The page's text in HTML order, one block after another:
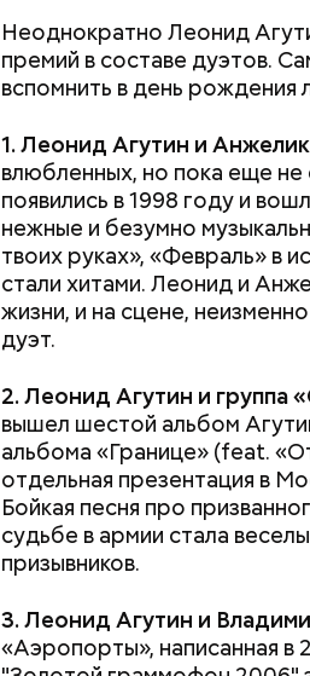
Неоднократно Леонид
премий в составе дуэтов.
вспомнить в день рождения
1. Леонид Агутин и
влюбленных, но пока еще не
появились в 1998 году и
нежные и безумно
твоих руках», «Февраль» в
стали хитами. Леонид и
жизни, и на сцене,
дуэт.
2. Леонид Агутин и группа
вышел шестой альбом
альбома «Границе» (feat.
отдельная презентация в
Бойкая песня про
судьбе в армии стала
призывников.
3. Леонид Агутин и
«Аэропорты», написанная в
Как гласит предание,
Чудотворец по просьбе
разбушевавшееся море.
Понадобятся:
Как поменять
не получить